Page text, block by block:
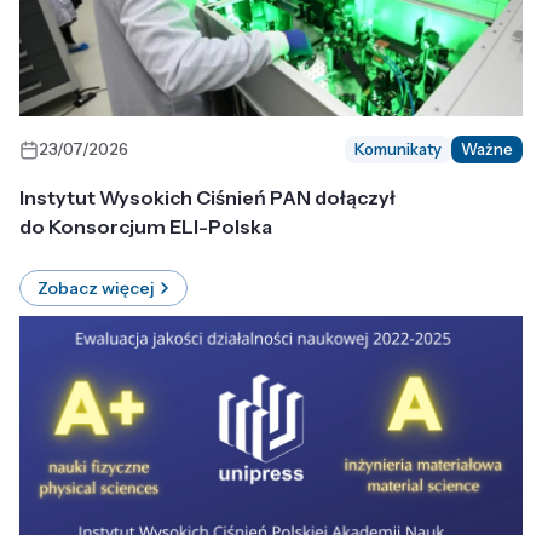
23/07/2026 Komunikaty Ważne
Instytut Wysokich Ciśnień PAN dołączył
do Konsorcjum ELI-Polska
Zobacz więcej